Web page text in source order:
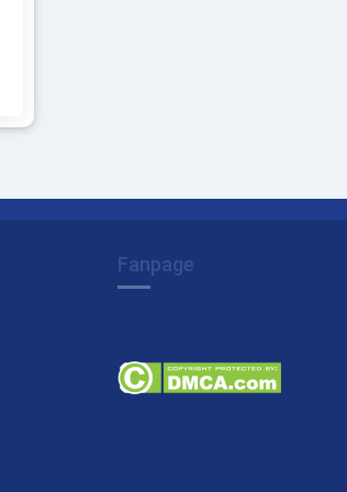
Fanpage